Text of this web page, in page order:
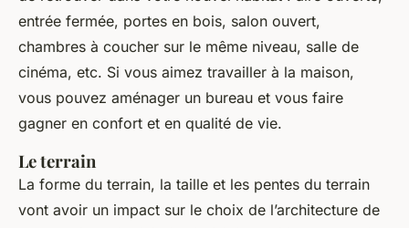
entrée fermée, portes en bois, salon ouvert,
chambres à coucher sur le même niveau, salle de
cinéma, etc. Si vous aimez travailler à la maison,
vous pouvez aménager un bureau et vous faire
gagner en confort et en qualité de vie.
Le terrain
La forme du terrain, la taille et les pentes du terrain
vont avoir un impact sur le choix de l’architecture de